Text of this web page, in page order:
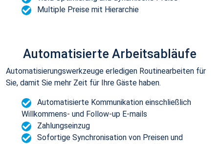
Multiple Preise mit Hierarchie
Automatisierte Arbeitsabläufe
Automatisierungswerkzeuge erledigen Routinearbeiten für
Sie, damit Sie mehr Zeit für Ihre Gäste haben.
Automatisierte Kommunikation einschließlich
Willkommens- und Follow-up E-mails
Zahlungseinzug
Sofortige Synchronisation von Preisen und